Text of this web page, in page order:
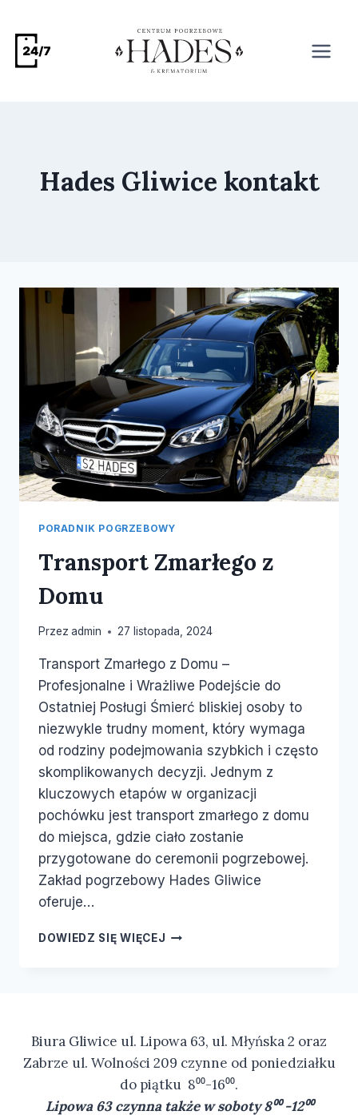
Hades Gliwice kontakt
PORADNIK POGRZEBOWY
Transport Zmarłego z
Domu
Przez admin 27 listopada, 2024
Transport Zmarłego z Domu –
Profesjonalne i Wrażliwe Podejście do
Ostatniej Posługi Śmierć bliskiej osoby to
niezwykle trudny moment, który wymaga
od rodziny podejmowania szybkich i często
skomplikowanych decyzji. Jednym z
kluczowych etapów w organizacji
pochówku jest transport zmarłego z domu
do miejsca, gdzie ciało zostanie
przygotowane do ceremonii pogrzebowej.
Zakład pogrzebowy Hades Gliwice
oferuje…
DOWIEDZ SIĘ WIĘCEJ
Biura Gliwice ul. Lipowa 63, ul. Młyńska 2 oraz
Zabrze ul. Wolności 209 czynne od poniedziałku
do piątku 8⁰⁰-16⁰⁰.
Lipowa 63 czynna także w soboty 8⁰⁰ -12⁰⁰